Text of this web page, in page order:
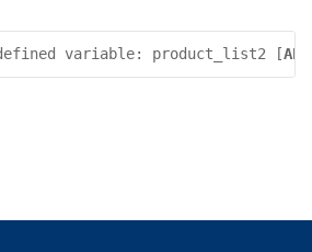
variable: product_list2 [